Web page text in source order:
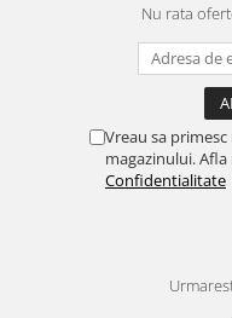
Nu rata
Vreau sa
magazinului.
Confidentialitate